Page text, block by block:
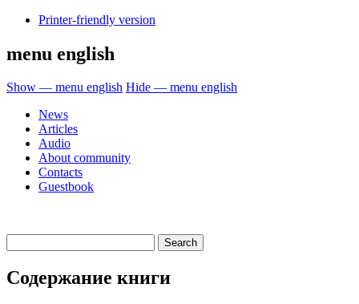
Printer-friendly version
menu english
Show — menu english Hide — menu english
News
Articles
Audio
About community
Contacts
Guestbook
Содержание книги